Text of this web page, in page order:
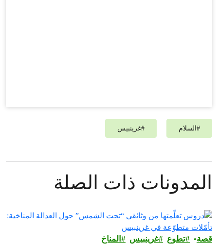
#السلام #غرينبيس‎
المدونات ذات الصلة
قصة تطوع غرينبيس‎ المناخ